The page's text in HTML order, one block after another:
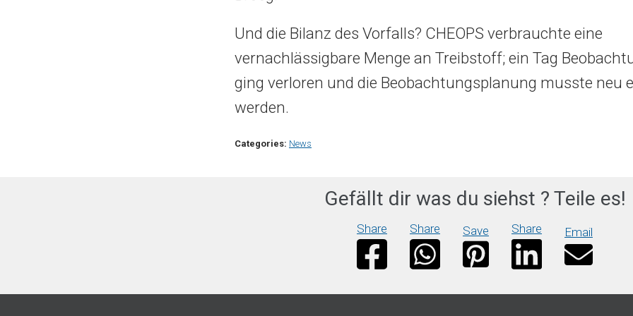
Und die Bilanz des Vorfalls? CHEOPS verbrauchte eine
vernachlässigbare Menge an Treibstoff; ein Tag
ging verloren und die Beobachtungsplanung musste neu
werden.
Categories: News
Gefällt dir was du siehst ? Teile es!
Share Share Save Share Email